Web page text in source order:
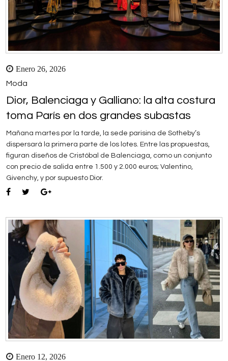
Enero 26, 2026
Moda
Dior, Balenciaga y Galliano: la alta costura
toma París en dos grandes subastas
Mañana martes por la tarde, la sede parisina de Sotheby’s
dispersará la primera parte de los lotes. Entre las propuestas,
figuran diseños de Cristóbal de Balenciaga, como un conjunto
con precio de salida entre 1.500 y 2.000 euros; Valentino,
Givenchy, y por supuesto Dior.
Enero 12, 2026